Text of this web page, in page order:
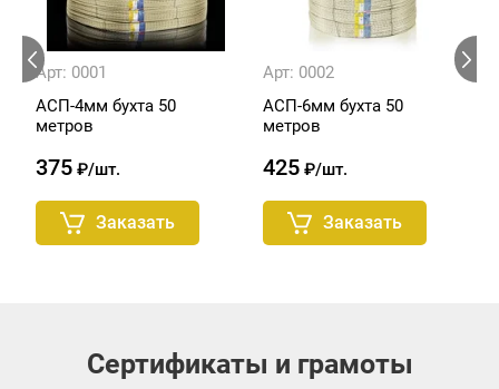
Арт: 0001
АСП-4мм бухта 50
метров
375 ₽/шт.
Заказать
Арт: 0002
АСП-6мм бухта 50
метров
425 ₽/шт.
Заказать
Сертификаты и грамоты